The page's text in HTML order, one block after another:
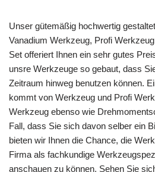
Unser gütemäßig hochwertig
Vanadium Werkzeug, Profi
Set offeriert Ihnen ein sehr gutes
unsre Werkzeuge so gebaut, dass
Zeitraum hinweg benutzen können.
kommt von Werkzeug und Profi
Werkzeug ebenso wie
Fall, dass Sie sich davon selber ein
bieten wir Ihnen die Chance, die
Firma als fachkundige
anschauen zu können. Sehen Sie